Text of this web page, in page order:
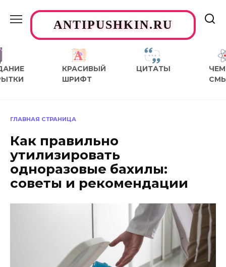
содержаниюANTIPUSHKIN.RU
КРАСИВЫЙ
ШРИФТ
ЦИТАТЫ
ЧЕМ
ГЛАВНАЯ СТРАНИЦА
Как правильно
утилизировать
одноразовые бахилы:
советы и рекомендации